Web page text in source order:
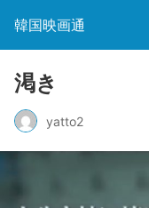
韓国映画通
渇き
yatto2